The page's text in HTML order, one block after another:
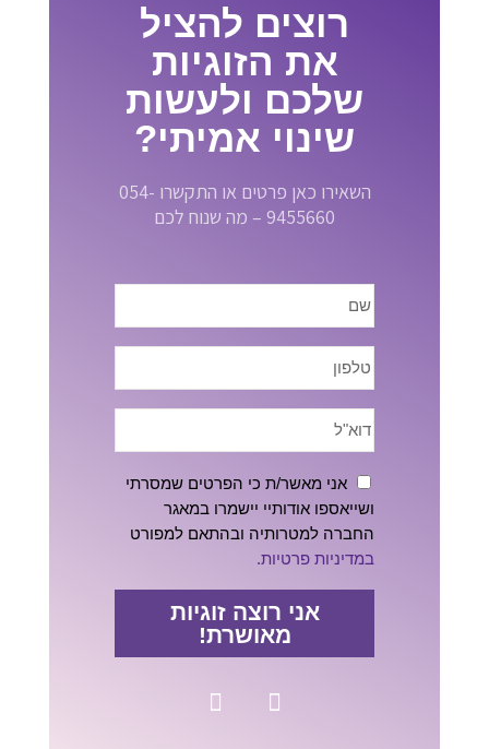
רוצים להציל
את הזוגיות
שלכם ולעשות
שינוי אמיתי?
השאירו כאן פרטים או התקשרו 054-
9455660 – מה שנוח לכם
אני מאשר/ת כי הפרטים שמסרתי
ושייאספו אודותיי יישמרו במאגר
החברה למטרותיה ובהתאם למפורט
במדיניות פרטיות.
אני רוצה זוגיות
מאושרת!